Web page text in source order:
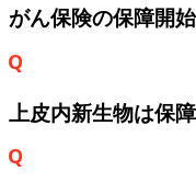
がん保険の保障開
上皮内新生物は保